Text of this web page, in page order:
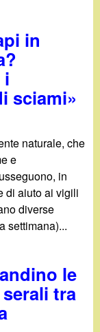
in
i
sciami»
naturale, che
e
in
di aiuto ai vigili
diverse
settimana)...
le
tra